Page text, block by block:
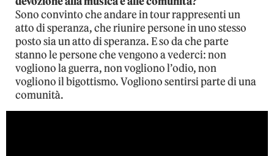
Sono convinto che andare in tour rappresenti un
atto di speranza, che riunire persone in uno stesso
posto sia un atto di speranza. E so da che parte
stanno le persone che vengono a vederci: non
vogliono la guerra, non vogliono l’odio, non
vogliono il bigottismo. Vogliono sentirsi parte di una
comunità.